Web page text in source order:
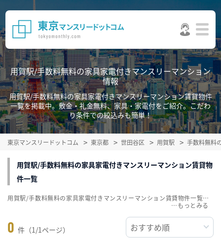
用賀駅/手数料無料の家具家電付きマンスリーマンション
情報
用賀駅/手数料無料の家具家電付きマンスリーマンション賃貸物件
一覧を掲載中。敷金・礼金無料、家具・家電付をご紹介。こだわ
り条件での絞込みも簡単！
東京マンスリードットコム 東京都 世田谷区 用賀駅 手数料無料
用賀駅/手数料無料の家具家電付きマンスリーマンション賃貸物
件一覧
0 件（1/1ページ）
用賀駅/手数料無料の家具家電付きマンスリーマンション賃貸物件一覧を掲載中。敷金・礼金無料、家具・家電付をご紹介。こだわり条件での絞込みも簡単！
…